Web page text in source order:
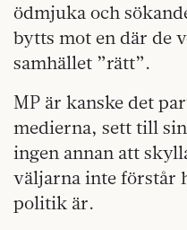
ödmjuka och
bytts mot en där de
samhället ”rätt”.
MP är kanske det
medierna, sett till
ingen annan att
väljarna inte förstår
politik är.